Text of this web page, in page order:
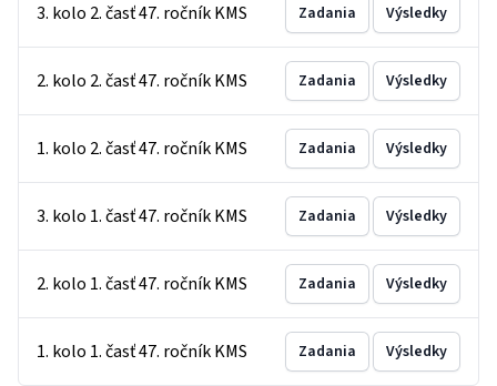
3. kolo 2. časť 47. ročník KMS Zadania Výsledky
2. kolo 2. časť 47. ročník KMS Zadania Výsledky
1. kolo 2. časť 47. ročník KMS Zadania Výsledky
3. kolo 1. časť 47. ročník KMS Zadania Výsledky
2. kolo 1. časť 47. ročník KMS Zadania Výsledky
1. kolo 1. časť 47. ročník KMS Zadania Výsledky